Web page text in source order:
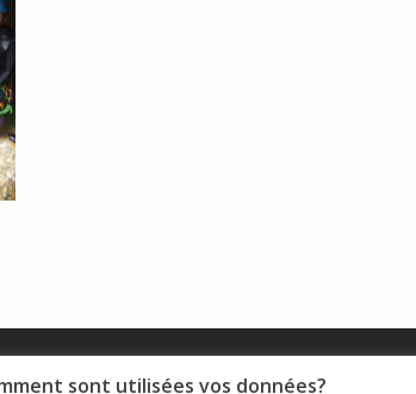
Henri de Navarre |Mentions légales
sont utilisées vos données?